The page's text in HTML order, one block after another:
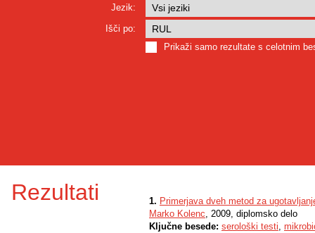
Jezik:
Išči po:
Prikaži samo rezultate s celotnim
Rezultati 1. Primerjava dveh metod za
Marko Kolenc, 2009, diplomsko delo
Ključne besede: serološki testi,